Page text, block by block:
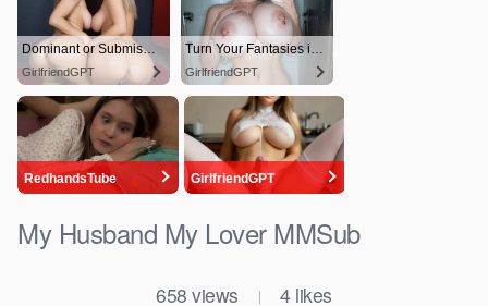
My Husband My Lover MMSub
658 views | 4 likes